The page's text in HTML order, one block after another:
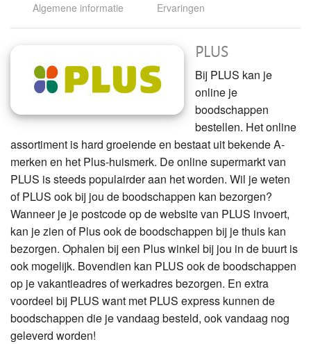
Algemene informatie Ervaringen
PLUS
Bij PLUS kan je
online je
boodschappen
bestellen. Het online
assortiment is hard groeiende en bestaat uit bekende A-
merken en het Plus-huismerk. De online supermarkt van
PLUS is steeds populairder aan het worden. Wil je weten
of PLUS ook bij jou de boodschappen kan bezorgen?
Wanneer je je postcode op de website van PLUS invoert,
kan je zien of Plus ook de boodschappen bij je thuis kan
bezorgen. Ophalen bij een Plus winkel bij jou in de buurt is
ook mogelijk. Bovendien kan PLUS ook de boodschappen
op je vakantieadres of werkadres bezorgen. En extra
voordeel bij PLUS want met PLUS express kunnen de
boodschappen die je vandaag besteld, ook vandaag nog
geleverd worden!